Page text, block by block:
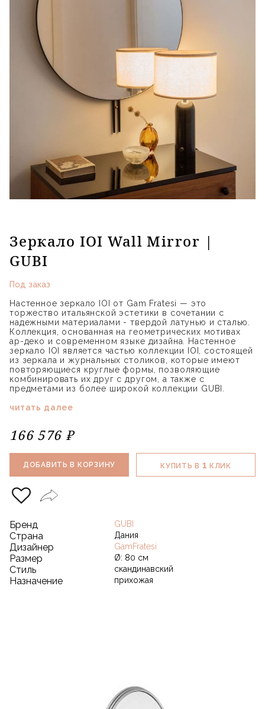
Зеркало IOI Wall Mirror |
GUBI
Под заказ
Настенное зеркало IOI от Gam Fratesi — это
торжество итальянской эстетики в сочетании с
надежными материалами - твердой латунью и сталью.
Коллекция, основанная на геометрических мотивах
ар-деко и современном языке дизайна. Настенное
зеркало IOI является частью коллекции IOI, состоящей
из зеркала и журнальных столиков, которые имеют
повторяющиеся круглые формы, позволяющие
комбинировать их друг с другом, а также с
предметами из более широкой коллекции GUBI.
читать далее
166 576 ₽
ДОБАВИТЬ В КОРЗИНУ КУПИТЬ В 1 КЛИК
Бренд GUBI
Страна Дания
Дизайнер GamFratesi
Размер Ø: 80 см
Стиль скандинавский
Назначение прихожая